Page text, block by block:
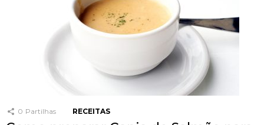
0 Partilhas RECEITAS